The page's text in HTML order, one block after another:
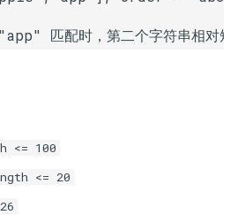
符
匹配时，第二个字符串相
<= 100
<= 20